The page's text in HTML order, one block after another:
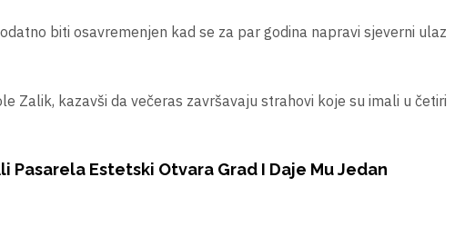
biti osavremenjen kad se za par godina napravi sjeverni ulaz
Zalik, kazavši da večeras završavaju strahovi koje su imali u četiri
Pasarela Estetski Otvara Grad I Daje Mu Jedan